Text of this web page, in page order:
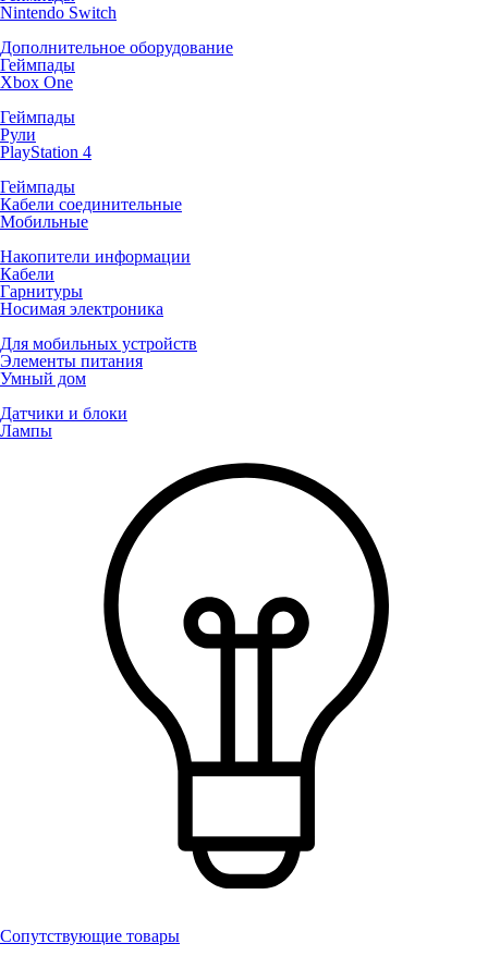
Nintendo Switch
Дополнительное оборудование
Геймпады
Xbox One
Геймпады
Рули
PlayStation 4
Геймпады
Кабели соединительные
Мобильные
Накопители информации
Кабели
Гарнитуры
Носимая электроника
Для мобильных устройств
Элементы питания
Умный дом
Датчики и блоки
Лампы
Сопутствующие товары